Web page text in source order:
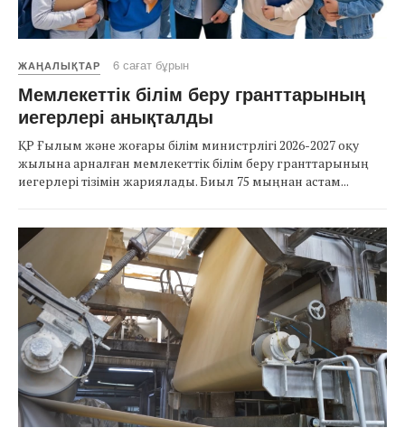
ЖАҢАЛЫҚТАР 6 сағат бұрын
Мемлекеттік білім беру гранттарының
иегерлері анықталды
ҚР Ғылым және жоғары білім министрлігі 2026-2027 оқу
жылына арналған мемлекеттік білім беру гранттарының
иегерлері тізімін жариялады. Биыл 75 мыңнан астам...